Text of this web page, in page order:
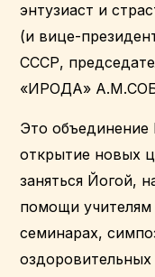
энтузиаст и
(и вице-
СССР,
«ИРОДА»
Это объединение
открытие новых
заняться Йогой,
помощи
семинарах,